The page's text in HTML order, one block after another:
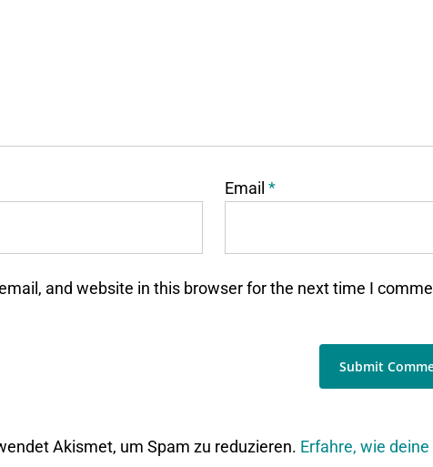
Email *
and website in this browser for the next time I
Akismet, um Spam zu reduzieren. Erfahre, wie